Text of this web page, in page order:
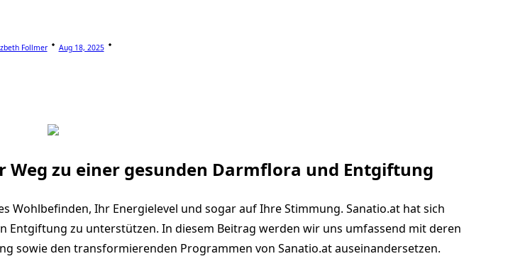
Follmer Aug 18, 2025
zu einer gesunden Darmflora und Entgiftung
Ihr Energielevel und sogar auf Ihre Stimmung. Sanatio.at hat sich
zu unterstützen. In diesem Beitrag werden wir uns umfassend mit deren
sowie den transformierenden Programmen von Sanatio.at auseinandersetzen.